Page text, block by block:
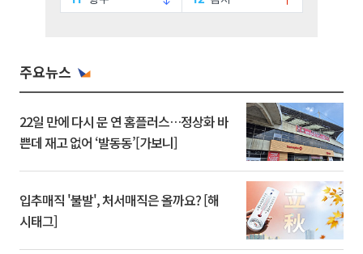
주요뉴스
22일 만에 다시 문 연 홈플러스…정상화 바
쁜데 재고 없어 ‘발동동’[가보니]
입추매직 '불발', 처서매직은 올까요? [해
시태그]